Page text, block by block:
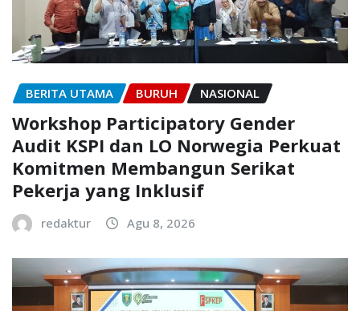
BERITA UTAMA BURUH NASIONAL
Workshop Participatory Gender
Audit KSPI dan LO Norwegia Perkuat
Komitmen Membangun Serikat
Pekerja yang Inklusif
redaktur Agu 8, 2026